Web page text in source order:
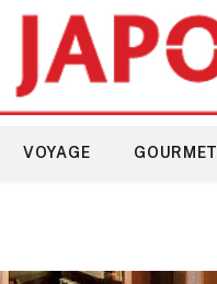
VOYAGE GOURMET